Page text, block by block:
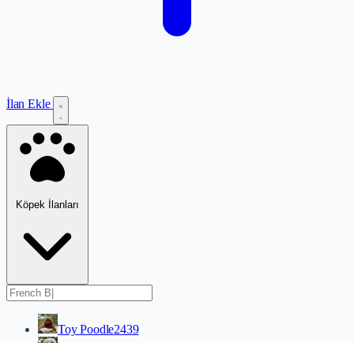
İlan Ekle
Köpek İlanları
Toy Poodle2439